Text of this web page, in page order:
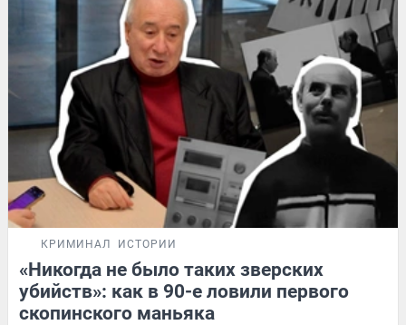
КРИМИНАЛ ИСТОРИИ
«Никогда не было таких зверских
убийств»: как в 90-е ловили первого
скопинского маньяка